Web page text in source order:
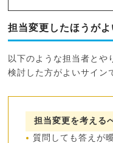
担当変更したほうがよ
以下のような担当者とや
検討した方がよいサイン
担当変更を考える
質問しても答えが